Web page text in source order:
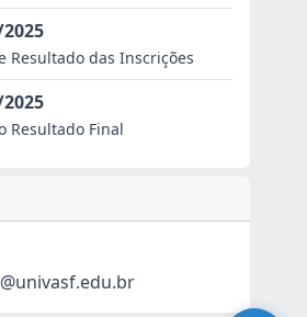
Resultado das Inscrições
Resultado Final